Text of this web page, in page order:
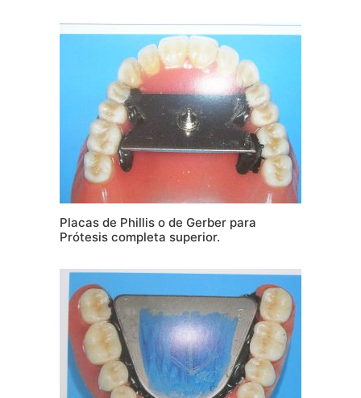
Placas de Phillis o de Gerber para
Prótesis completa superior.